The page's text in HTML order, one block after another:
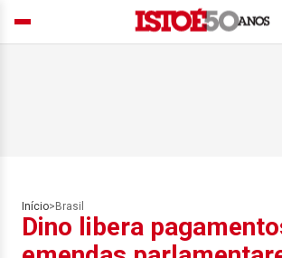
Início> Brasil
Dino libera